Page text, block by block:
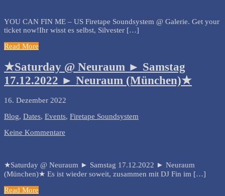
YOU CAN FIN ME – US Firetape Soundsystem @ Galerie. Get your
ticket now!Ihr wisst es selbst, Silvester […]
Read More
★Saturday @ Neuraum ► Samstag
17.12.2022 ► Neuraum (München)★
16. Dezember 2022
Blog, Dates, Events, Firetape Soundsystem
Keine Kommentare
★Saturday @ Neuraum ► Samstag 17.12.2022 ► Neuraum
(München)★ Es ist wieder soweit, zusammen mit DJ Fin im […]
Read More